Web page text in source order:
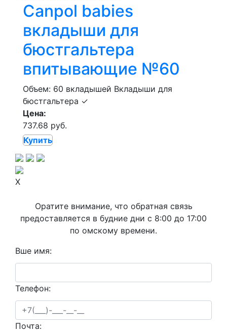
Canpol babies
вкладыши для
бюстгальтера
впитывающие №60
Объем: 60 вкладышей Вкладыши для
бюстгальтера ✓
Цена:
737.68 руб.
Купить
X
Оратите внимание, что обратная связь
предоставляется в будние дни с 8:00 до 17:00
по омскому времени.
Вше имя:
Телефон:
Почта: